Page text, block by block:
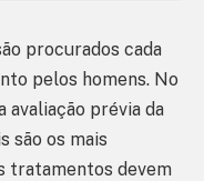
procurados cada
pelos homens. No
avaliação prévia da
são os mais
tratamentos devem